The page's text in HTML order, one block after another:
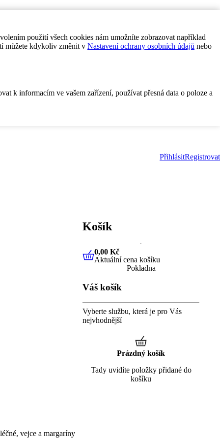
použití všech cookies nám umožníte zobrazovat například
můžete kdykoliv změnit v Nastavení ochrany osobních údajů nebo
k informacím ve vašem zařízení, používat přesná data o poloze a
PřihlásitRegistrovat
vejce a margaríny
Košík
0,00 KčAktuální cena košíku
0,00 Kč
Aktuální cena košíku
Pokladna
Váš košík
Vyberte službu, která je pro Vás
nejvhodnější
Prázdný košík
Tady uvidíte položky přidané do
košíku